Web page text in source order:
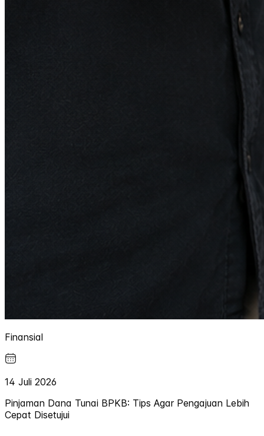
Finansial
14 Juli 2026
Pinjaman Dana Tunai BPKB: Tips Agar Pengajuan Lebih
Cepat Disetujui